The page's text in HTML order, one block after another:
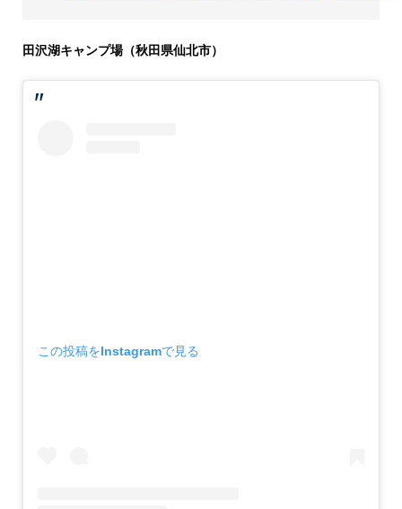
田沢湖キャンプ場（秋田県仙北市）
この投稿をInstagramで見る